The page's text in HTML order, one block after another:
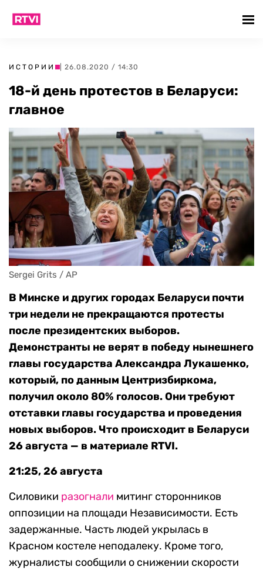
ИСТОРИИ | 26.08.2020 / 14:30
18-й день протестов в Беларуси:
главное
Sergei Grits / AP
В Минске и других городах Беларуси почти
три недели не прекращаются протесты
после президентских выборов.
Демонстранты не верят в победу нынешнего
главы государства Александра Лукашенко,
который, по данным Центризбиркома,
получил около 80% голосов. Они требуют
отставки главы государства и проведения
новых выборов. Что происходит в Беларуси
26 августа — в материале RTVI.
21:25, 26 августа
Силовики разогнали митинг сторонников
оппозиции на площади Независимости. Есть
задержанные. Часть людей укрылась в
Красном костеле неподалеку. Кроме того,
журналисты сообщили о снижении скорости